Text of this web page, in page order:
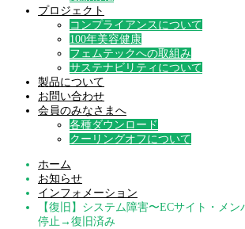
プロジェクト
コンプライアンスについて
100年美容健康
フェムテックへの取組み
サステナビリティについて
製品について
お問い合わせ
会員のみなさまへ
各種ダウンロード
クーリングオフについて
ホーム
お知らせ
インフォメーション
【復旧】システム障害〜ECサイト・メ
停止→復旧済み